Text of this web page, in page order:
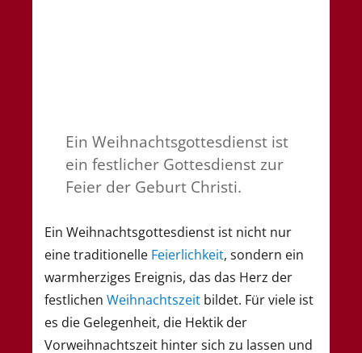
Ein Weihnachtsgottesdienst ist
ein festlicher Gottesdienst zur
Feier der Geburt Christi.
Ein Weihnachtsgottesdienst ist nicht nur
eine traditionelle Feierlichkeit, sondern ein
warmherziges Ereignis, das das Herz der
festlichen Weihnachtszeit bildet. Für viele ist
es die Gelegenheit, die Hektik der
Vorweihnachtszeit hinter sich zu lassen und